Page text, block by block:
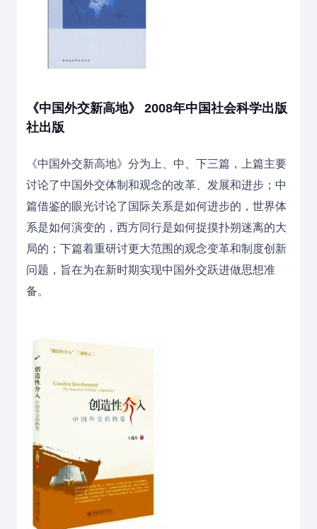
《中国外交新高地》 2008年中国社会科学出版
社出版
《中国外交新高地》分为上、中、下三篇，上篇主要
讨论了中国外交体制和观念的改革、发展和进步；中
篇借鉴的眼光讨论了 国际关系是如何进步的，世界体
系是如何演变的，西方同行是如何捉摸扑朔迷离的大
局的；下篇着重研讨更大范围的观念变革和制度创新
问题，旨在为在新时期实现中国外交跃进做思想准
备。